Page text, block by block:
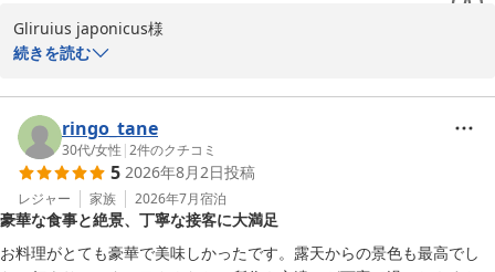
スタッフ一同心よりお待ち申し上げております。
赤穂温泉 絶景露天風呂の宿 銀波荘
2026-06-17
Gliruius japonicus様
ございます。
目の前に広がる海を眺めながらの温泉ご入浴、私どもの接客につい
て、最高のもてなしとの
お言葉をいただき、スタッフ一同大変感激しております。
一方で、お楽しみの夕食に関しまして、ご期待に沿えない点があり
大変申し訳ございませんでした。
ボリュームに関しましては、美味しいとおっしゃっていただけたに
続きを読む
ringo_tane
30代/女性 |2件のクチコミ
5 2026年8月2日投稿
レジャー 家族 2026年7月宿泊
豪華な食事と絶景、丁寧な接客に大満足
お料理がとても豪華で美味しかったです。露天からの景色も最高でし